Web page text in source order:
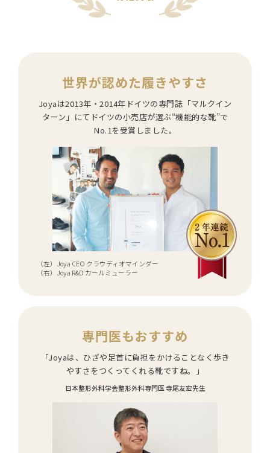
世界が認めた履きやすさ
Joyaは2013年・2014年ドイツの専門誌「マルクイン
ターン」にてドイツの小売店が選ぶ“機能的な靴”で
No.1を受賞しました。
（左）Joya CEO クラウディオマインダー
（右）Joya R&D カールミューラー
専門医もおすすめ
「Joyaは、ひざや足首に負担をかけることなく歩き
やすさをつくってくれる靴ですね。」
日本整形外科学会整形外科専門医 寺尾友宏先生